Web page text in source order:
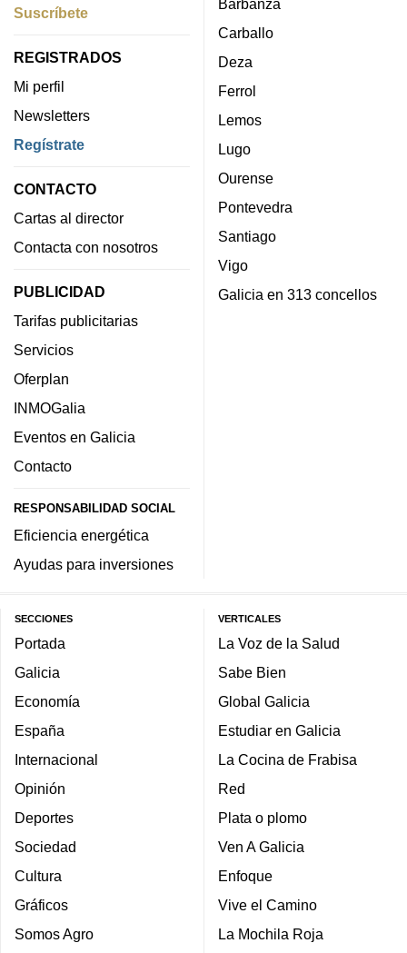
Suscríbete
REGISTRADOS
Mi perfil
Newsletters
Regístrate
CONTACTO
Cartas al director
Contacta con nosotros
PUBLICIDAD
Tarifas publicitarias
Servicios
Oferplan
INMOGalia
Eventos en Galicia
Contacto
RESPONSABILIDAD SOCIAL
Eficiencia energética
Ayudas para inversiones
Barbanza
Carballo
Deza
Ferrol
Lemos
Lugo
Ourense
Pontevedra
Santiago
Vigo
Galicia en 313 concellos
SECCIONES
Portada
Galicia
Economía
España
Internacional
Opinión
Deportes
Sociedad
Cultura
Gráficos
Somos Agro
VERTICALES
La Voz de la Salud
Sabe Bien
Global Galicia
Estudiar en Galicia
La Cocina de Frabisa
Red
Plata o plomo
Ven A Galicia
Enfoque
Vive el Camino
La Mochila Roja